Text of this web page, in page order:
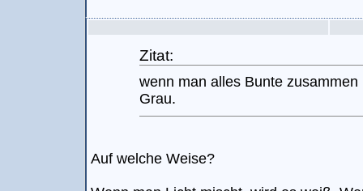
Zitat:
wenn man alles Bunte
Grau.
Auf welche Weise?